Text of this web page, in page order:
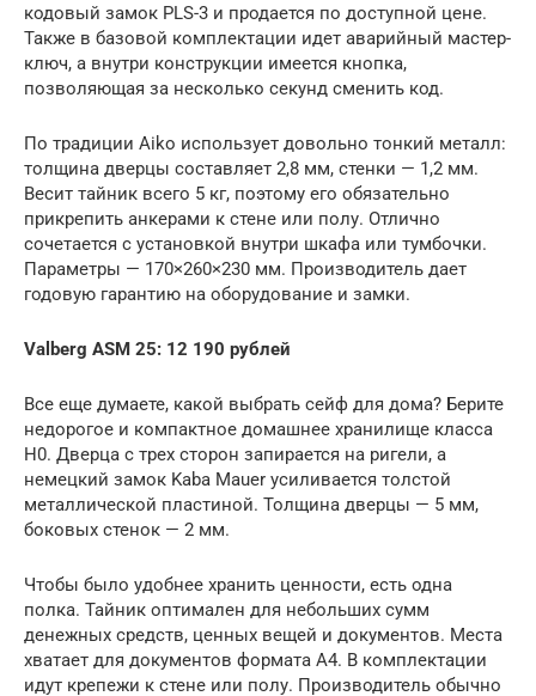
кодовый замок PLS-3 и продается по доступной цене.
Также в базовой комплектации идет аварийный мастер-
ключ, а внутри конструкции имеется кнопка,
позволяющая за несколько секунд сменить код.
По традиции Aiko использует довольно тонкий металл:
толщина дверцы составляет 2,8 мм, стенки — 1,2 мм.
Весит тайник всего 5 кг, поэтому его обязательно
прикрепить анкерами к стене или полу. Отлично
сочетается с установкой внутри шкафа или тумбочки.
Параметры — 170×260×230 мм. Производитель дает
годовую гарантию на оборудование и замки.
Valberg ASM 25: 12 190 рублей
Все еще думаете, какой выбрать сейф для дома? Берите
недорогое и компактное домашнее хранилище класса
Н0. Дверца с трех сторон запирается на ригели, а
немецкий замок Kaba Mauer усиливается толстой
металлической пластиной. Толщина дверцы — 5 мм,
боковых стенок — 2 мм.
Чтобы было удобнее хранить ценности, есть одна
полка. Тайник оптимален для небольших сумм
денежных средств, ценных вещей и документов. Места
хватает для документов формата А4. В комплектации
идут крепежи к стене или полу. Производитель обычно